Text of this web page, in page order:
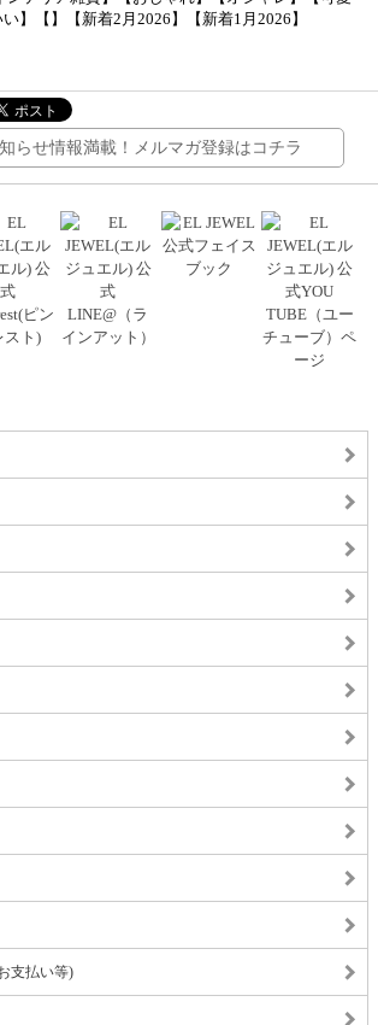
】【】【新着2月2026】【新着1月2026】
らせ情報満載！メルマガ登録はコチラ
支払い等)